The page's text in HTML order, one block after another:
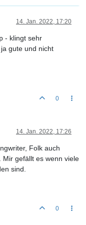
14. Jan. 2022, 17:20
- klingt sehr
gute und nicht
0
14. Jan. 2022, 17:26
Folk auch
gefällt es wenn viele
sind.
0